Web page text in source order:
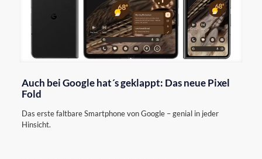
Auch bei Google hat´s geklappt: Das neue Pixel
Fold
Das erste faltbare Smartphone von Google – genial in jeder
Hinsicht.